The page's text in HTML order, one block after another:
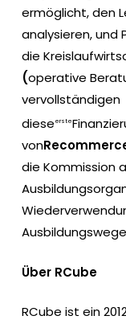
ermöglicht, den
analysieren, und
die
(operative
vervollständigen
dieseerste
von
die Kommission
Über RCube
RCube ist ein